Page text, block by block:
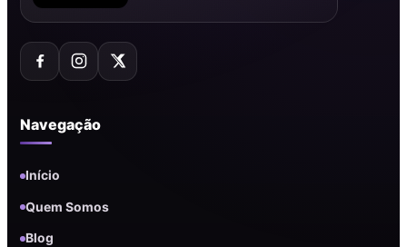
Navegação
Início
Quem Somos
Blog